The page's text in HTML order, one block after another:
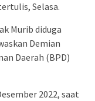
Selasa.
Murib diduga
Demian
Daerah (BPD)
2022, saat